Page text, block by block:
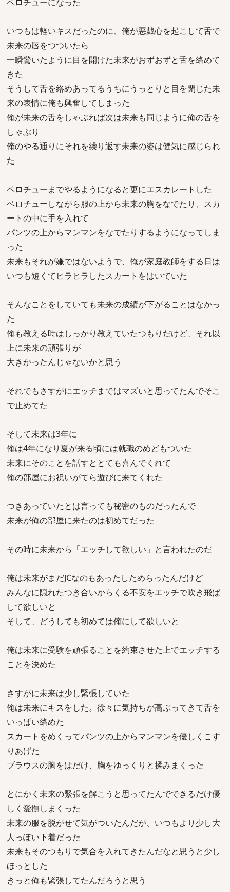
いつもは軽いキスだったのに、俺が悪戯心を起こして舌で
未来の唇をつついたら
一瞬驚いたように目を開けた未来がおずおずと舌を絡めて
きた
そうして舌を絡めあってるうちにうっとりと目を閉じた未
来の表情に俺も興奮してしまった
俺が未来の舌をしゃぶれば次は未来も同じように俺の舌を
しゃぶり
俺のやる通りにそれを繰り返す未来の姿は健気に感じられ
た
ベロチューまでやるようになると更にエスカレートした
ベロチューしながら服の上から未来の胸をなでたり、スカ
ートの中に手を入れて
パンツの上からマンマンをなでたりするようになってしま
った
未来もそれが嫌ではないようで、俺が家庭教師をする日は
いつも短くてヒラヒラしたスカートをはいていた
そんなことをしていても未来の成績が下がることはなかっ
た
俺も教える時はしっかり教えていたつもりだけど、それ以
上に未来の頑張りが
大きかったんじゃないかと思う
それでもさすがにエッチまではマズいと思ってたんでそこ
で止めてた
そして未来は3年に
俺は4年になり夏が来る頃には就職のめどもついた
未来にそのことを話すととても喜んでくれて
俺の部屋にお祝いがてら遊びに来てくれた
つきあっていたとは言っても秘密のものだったんで
未来が俺の部屋に来たのは初めてだった
その時に未来から「エッチして欲しい」と言われたのだ
俺は未来がまだJCなのもあったしためらったんだけど
みんなに隠れたつき合いからくる不安をエッチで吹き飛ば
して欲しいと
そして、どうしても初めては俺にして欲しいと
俺は未来に受験を頑張ることを約束させた上でエッチする
ことを決めた
さすがに未来は少し緊張していた
俺は未来にキスをした。徐々に気持ちが高ぶってきて舌を
いっぱい絡めた
スカートをめくってパンツの上からマンマンを優しくこす
りあげた
ブラウスの胸をはだけ、胸をゆっくりと揉みまくった
とにかく未来の緊張を解こうと思ってたんでできるだけ優
しく愛撫しまくった
未来の服を脱がせて気がついたんだが、いつもより少し大
人っぽい下着だった
未来もそのつもりで気合を入れてきたんだなと思うと少し
ほっとした
きっと俺も緊張してたんだろうと思う